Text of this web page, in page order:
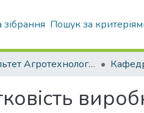
Пошук за
Факультет Агротехнологій та екології